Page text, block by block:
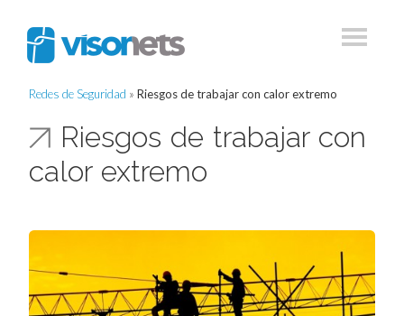
Redes de Seguridad » Riesgos de trabajar con calor extremo
Riesgos de trabajar con
calor extremo